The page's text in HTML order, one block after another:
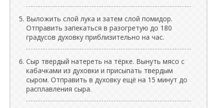
Выложить слой лука и затем слой помидор.
Отправить запекаться в разогретую до 180
градусов духовку приблизительно на час.
Сыр твердый натереть на тёрке. Вынуть мясо с
кабачками из духовки и присыпать твердым
сыром. Отправить в духовку ещё на 15 минут до
расплавления сыра.